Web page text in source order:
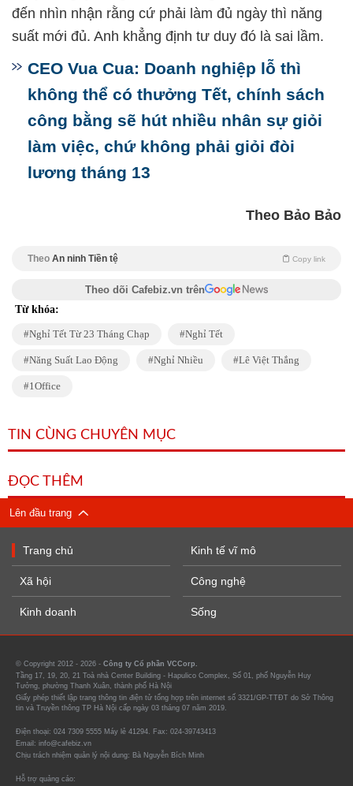
đến nhìn nhận rằng cứ phải làm đủ ngày thì năng
suất mới đủ. Anh khẳng định tư duy đó là sai lầm.
CEO Vua Cua: Doanh nghiệp lỗ thì
không thể có thưởng Tết, chính sách
công bằng sẽ hút nhiều nhân sự giỏi
làm việc, chứ không phải giỏi đòi
lương tháng 13
Theo Bảo Bảo
Theo An ninh Tiền tệ Copy link
Theo dõi Cafebiz.vn trên
Từ khóa:
Nghỉ Tết Từ 23 Tháng Chạp Nghỉ Tết
Năng Suất Lao Động Nghỉ Nhiều Lê Việt Thắng
1Office
TIN CÙNG CHUYÊN MỤC
ĐỌC THÊM
Lên đầu trang
Trang chủ
Xã hội
Kinh doanh
Kinh tế vĩ mô
Công nghệ
Sống
© Copyright 2012 - 2026 - Công ty Cổ phần VCCorp.
Tầng 17, 19, 20, 21 Toà nhà Center Building - Hapulico Complex, Số 01, phố Nguyễn Huy
Tưởng, phường Thanh Xuân, thành phố Hà Nội
Giấy phép thiết lập trang thông tin điện tử tổng hợp trên internet số 3321/GP-TTĐT do Sở Thông
tin và Truyền thông TP Hà Nội cấp ngày 03 tháng 07 năm 2019.
Điện thoại: 024 7309 5555 Máy lẻ 41294. Fax: 024-39743413
Email: info@cafebiz.vn
Chịu trách nhiệm quản lý nội dung: Bà Nguyễn Bích Minh
Hỗ trợ quảng cáo: